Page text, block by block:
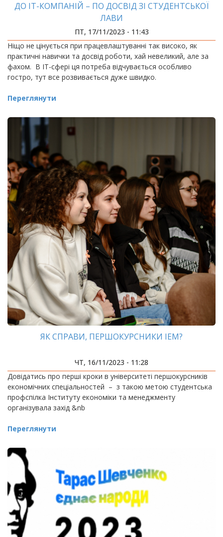
ДО ІТ-КОМПАНІЙ – ПО ДОСВІД ЗІ СТУДЕНТСЬКОЇ
ЛАВИ
ПТ, 17/11/2023 - 11:43
Ніщо не цінується при працевлаштуванні так високо, як
практичні навички та досвід роботи, хай невеликий, але за
фахом. В ІТ-сфері ця потреба відчувається особливо
гостро, тут все розвивається дуже швидко.
Переглянути
ЯК СПРАВИ, ПЕРШОКУРСНИКИ ІЕМ?
ЧТ, 16/11/2023 - 11:28
Довідатись про перші кроки в університеті першокурсників
економічних спеціальностей – з такою метою студентська
профспілка Інституту економіки та менеджменту
організувала захід &nb
Переглянути